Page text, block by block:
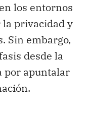
los entornos
privacidad y
Sin embargo,
desde la
por apuntalar